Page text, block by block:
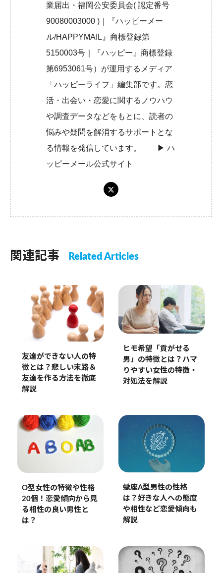
業届出・福岡公安委員会( 認定番号
90080003000 )｜『ハッピーメー
ル/HAPPYMAIL』商標登録第
5150003号｜『ハッピー』商標登録
第6953061号）が運用するメディア
「ハッピーライフ」編集部です。恋
活・出会い・恋愛に関するノウハウ
や調査データなどをもとに、読者の
悩みや疑問を解消するサポートとな
る情報を発信しています。 ▶︎ハ
ッピーメール公式サイト
関連記事 Related Articles
友達ができない人の特
徴とは？悲しい末路＆
友達を作る方法を徹底
解説
ヒモ希望「貢がせる
男」の特徴とは？ハマ
りやすい女性の特徴・
対処法を解説
O型女性の特徴や性格
20個！恋愛傾向から見
る相性の良い男性と
は？
蠍座A型男性の性格
は？好きな人への態度
や相性など恋愛傾向も
解説